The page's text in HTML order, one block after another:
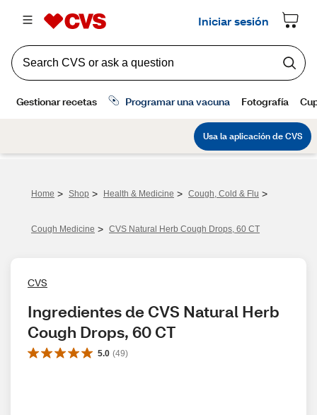
Home > Shop > Health & Medicine > Cough, Cold & Flu >
Cough Medicine > CVS Natural Herb Cough Drops, 60 CT
CVS
Ingredientes de CVS Natural Herb
Cough Drops, 60 CT
5.0 (49)